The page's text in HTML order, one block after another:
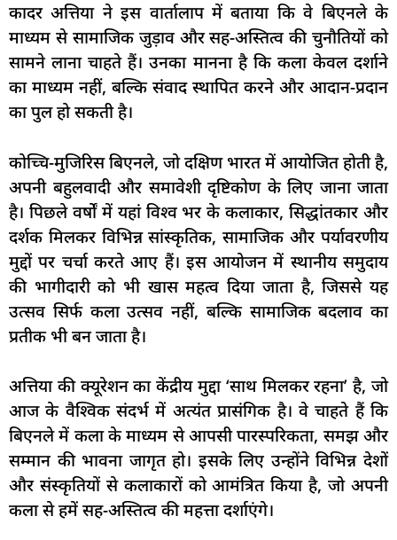
कादर अत्तिया ने इस वार्तालाप में बताया कि वे बिएनले के
माध्यम से सामाजिक जुड़ाव और सह-अस्तित्व की चुनौतियों को
सामने लाना चाहते हैं। उनका मानना है कि कला केवल दर्शाने
का माध्यम नहीं, बल्कि संवाद स्थापित करने और आदान-प्रदान
का पुल हो सकती है।
कोच्चि-मुजिरिस बिएनले, जो दक्षिण भारत में आयोजित होती है,
अपनी बहुलवादी और समावेशी दृष्टिकोण के लिए जाना जाता
है। पिछले वर्षों में यहां विश्व भर के कलाकार, सिद्धांतकार और
दर्शक मिलकर विभिन्न सांस्कृतिक, सामाजिक और पर्यावरणीय
मुद्दों पर चर्चा करते आए हैं। इस आयोजन में स्थानीय समुदाय
की भागीदारी को भी खास महत्व दिया जाता है, जिससे यह
उत्सव सिर्फ कला उत्सव नहीं, बल्कि सामाजिक बदलाव का
प्रतीक भी बन जाता है।
अत्तिया की क्यूरेशन का केंद्रीय मुद्दा ‘साथ मिलकर रहना’ है, जो
आज के वैश्विक संदर्भ में अत्यंत प्रासंगिक है। वे चाहते हैं कि
बिएनले में कला के माध्यम से आपसी पारस्परिकता, समझ और
सम्मान की भावना जागृत हो। इसके लिए उन्होंने विभिन्न देशों
और संस्कृतियों से कलाकारों को आमंत्रित किया है, जो अपनी
कला से हमें सह-अस्तित्व की महत्ता दर्शाएंगे।